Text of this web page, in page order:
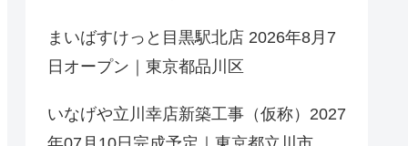
まいばすけっと目黒駅北店 2026年8月7
日オープン｜東京都品川区
いなげや立川幸店新築工事（仮称）2027